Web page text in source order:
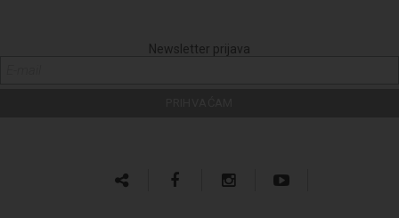
Newsletter prijava